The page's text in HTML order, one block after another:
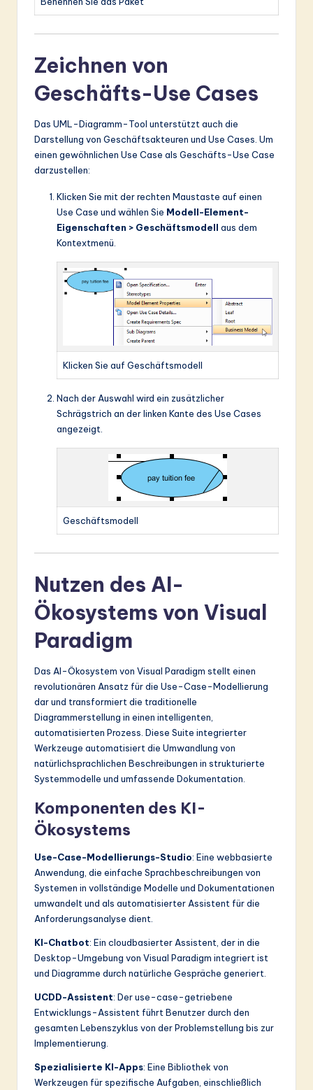
Zeichnen von
Geschäfts-Use Cases
Das UML-Diagramm-Tool unterstützt auch die
Darstellung von Geschäftsakteuren und Use Cases. Um
einen gewöhnlichen Use Case als Geschäfts-Use Case
darzustellen:
Klicken Sie mit der rechten Maustaste auf einen
Use Case und wählen Sie Modell-Element-
Eigenschaften > Geschäftsmodell aus dem
Kontextmenü.
Klicken Sie auf Geschäftsmodell
Nach der Auswahl wird ein zusätzlicher
Schrägstrich an der linken Kante des Use Cases
angezeigt.
Geschäftsmodell
Nutzen des AI-
Ökosystems von Visual
Paradigm
Das AI-Ökosystem von Visual Paradigm stellt einen
revolutionären Ansatz für die Use-Case-Modellierung
dar und transformiert die traditionelle
Diagrammerstellung in einen intelligenten,
automatisierten Prozess. Diese Suite integrierter
Werkzeuge automatisiert die Umwandlung von
natürlichsprachlichen Beschreibungen in strukturierte
Systemmodelle und umfassende Dokumentation.
Komponenten des KI-
Ökosystems
Use-Case-Modellierungs-Studio: Eine webbasierte
Anwendung, die einfache Sprachbeschreibungen von
Systemen in vollständige Modelle und Dokumentationen
umwandelt und als automatisierter Assistent für die
Anforderungsanalyse dient.
KI-Chatbot: Ein cloudbasierter Assistent, der in die
Desktop-Umgebung von Visual Paradigm integriert ist
und Diagramme durch natürliche Gespräche generiert.
UCDD-Assistent: Der use-case-getriebene
Entwicklungs-Assistent führt Benutzer durch den
gesamten Lebenszyklus von der Problemstellung bis zur
Implementierung.
Spezialisierte KI-Apps: Eine Bibliothek von
Werkzeugen für spezifische Aufgaben, einschließlich